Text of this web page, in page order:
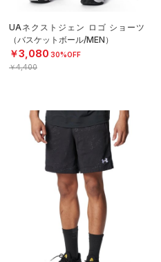
UAネクストジェン ロゴ ショーツ
（バスケットボール/MEN）
￥3,080 30%OFF
￥4,400